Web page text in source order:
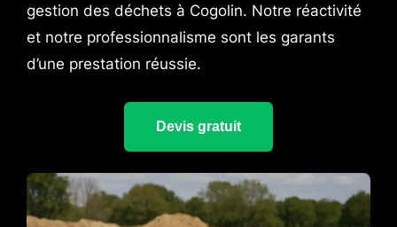
gestion des déchets à Cogolin. Notre réactivité
et notre professionnalisme sont les garants
d’une prestation réussie.
Devis gratuit